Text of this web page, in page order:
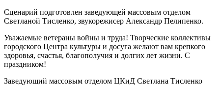
Сценарий подготовлен заведующей массовым отделом
Светланой Тисленко, звукорежисер Александр Пелипенко.
Уважаемые ветераны войны и труда! Творческие коллективы
городского Центра культуры и досуга желают вам крепкого
здоровья, счастья, благополучия и долгих лет жизни. С
праздником!
Заведующий массовым отделом ЦКиД Светлана Тисленко